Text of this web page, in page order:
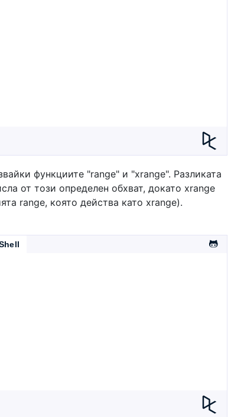
функциите "range" и "xrange". Разликата
от този определен обхват, докато xrange
range, която действа като xrange).